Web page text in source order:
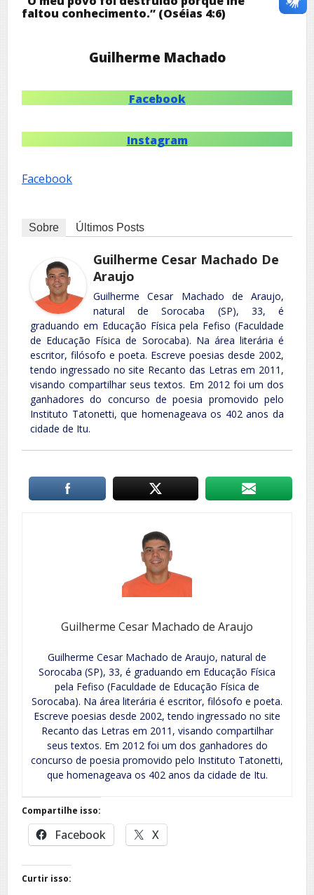
faltou conhecimento.” (Oséias 4:6)
Guilherme Machado
Facebook
Instagram
Facebook
Sobre Últimos Posts
Guilherme Cesar Machado De
Araujo
Guilherme Cesar Machado de Araujo,
natural de Sorocaba (SP), 33, é
graduando em Educação Física pela Fefiso (Faculdade
de Educação Física de Sorocaba). Na área literária é
escritor, filósofo e poeta. Escreve poesias desde 2002,
tendo ingressado no site Recanto das Letras em 2011,
visando compartilhar seus textos. Em 2012 foi um dos
ganhadores do concurso de poesia promovido pelo
Instituto Tatonetti, que homenageava os 402 anos da
cidade de Itu.
Guilherme Cesar Machado de Araujo
Guilherme Cesar Machado de Araujo, natural de
Sorocaba (SP), 33, é graduando em Educação Física
pela Fefiso (Faculdade de Educação Física de
Sorocaba). Na área literária é escritor, filósofo e poeta.
Escreve poesias desde 2002, tendo ingressado no site
Recanto das Letras em 2011, visando compartilhar
seus textos. Em 2012 foi um dos ganhadores do
concurso de poesia promovido pelo Instituto Tatonetti,
que homenageava os 402 anos da cidade de Itu.
Compartilhe isso:
Facebook X
Curtir isso: